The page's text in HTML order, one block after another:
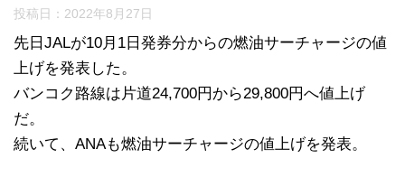
投稿日： 2022年8月27日
先日JALが10月1日発券分からの燃油サーチャージの値
上げを発表した。
バンコク路線は片道24,700円から29,800円へ値上げ
だ。
続いて、ANAも燃油サーチャージの値上げを発表。